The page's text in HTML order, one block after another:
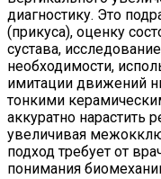
диагностику. Это
(прикуса), оценку
сустава,
необходимости,
имитации движений
тонкими
аккуратно
увеличивая
подход требует от
понимания